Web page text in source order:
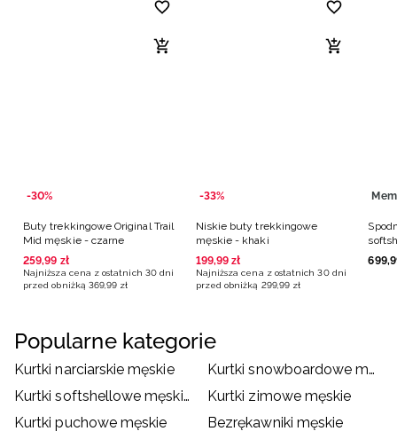
-30%
Buty trekkingowe Original Trail
Mid męskie - czarne
259,99 zł
Najniższa cena z ostatnich 30 dni
przed obniżką 369,99 zł
-33%
Niskie buty trekkingowe
męskie - khaki
199,99 zł
Najniższa cena z ostatnich 30 dni
przed obniżką 299,99 zł
699,
Popularne kategorie
Kurtki narciarskie męskie
Kurtki snowboardowe męskie
Kurtki softshellowe męskie
Kurtki zimowe męskie
Kurtki puchowe męskie
Bezrękawniki męskie